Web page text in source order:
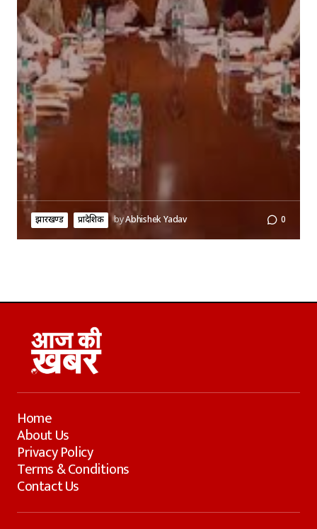
झारखण्ड प्रादेशिक byAbhishek Yadav 0
Home
About Us
Privacy Policy
Terms & Conditions
Contact Us